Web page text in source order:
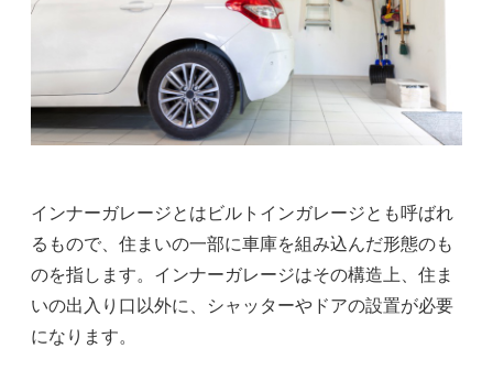
インナーガレージとはビルトインガレージとも呼ばれ
るもので、住まいの一部に車庫を組み込んだ形態のも
のを指します。インナーガレージはその構造上、住ま
いの出入り口以外に、シャッターやドアの設置が必要
になります。